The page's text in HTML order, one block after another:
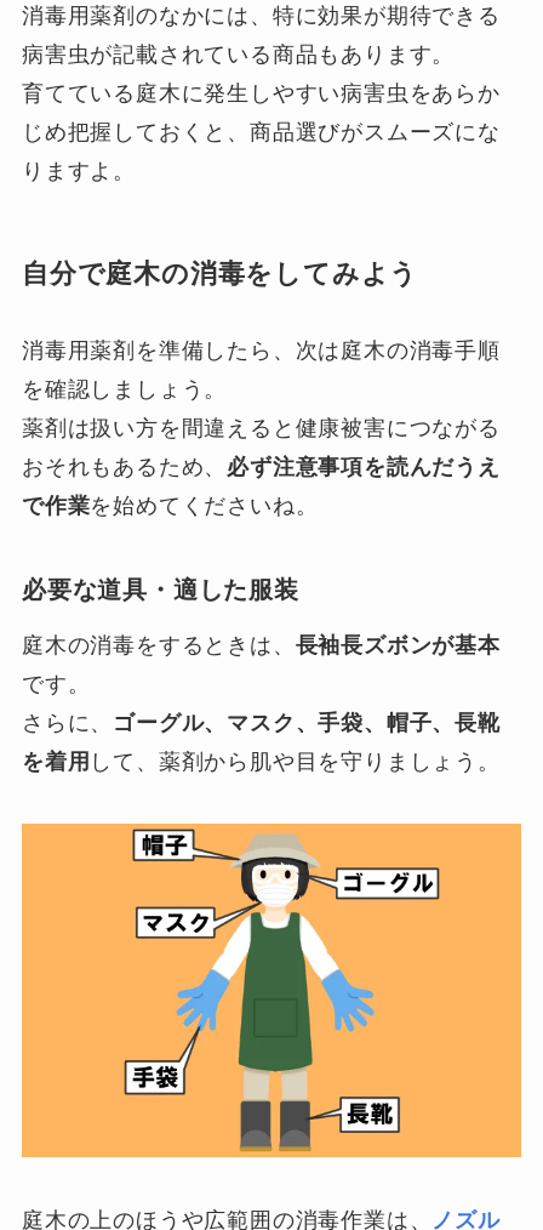
消毒用薬剤のなかには、特に効果が期待できる
病害虫が記載されている商品もあります。
育てている庭木に発生しやすい病害虫をあらか
じめ把握しておくと、商品選びがスムーズにな
りますよ。
自分で庭木の消毒をしてみよう
消毒用薬剤を準備したら、次は庭木の消毒手順
を確認しましょう。
薬剤は扱い方を間違えると健康被害につながる
おそれもあるため、 必ず注意事項を読んだうえ
で作業を始めてくださいね。
必要な道具・適した服装
庭木の消毒をするときは、 長袖長ズボンが基本
です。
さらに、 ゴーグル、マスク、手袋、帽子、長靴
を着用 して、薬剤から肌や目を守りましょう。
庭木の上のほうや広範囲の消毒作業は、 ノズル